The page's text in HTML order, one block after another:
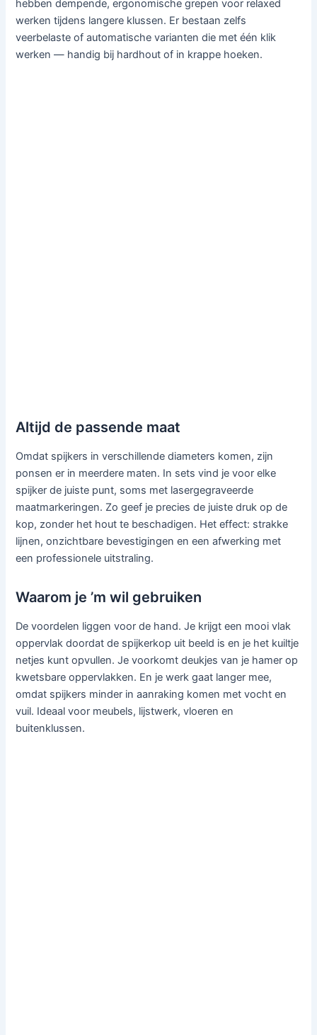
hebben dempende, ergonomische grepen voor relaxed
werken tijdens langere klussen. Er bestaan zelfs
veerbelaste of automatische varianten die met één klik
werken — handig bij hardhout of in krappe hoeken.
Altijd de passende maat
Omdat spijkers in verschillende diameters komen, zijn
ponsen er in meerdere maten. In sets vind je voor elke
spijker de juiste punt, soms met lasergegraveerde
maatmarkeringen. Zo geef je precies de juiste druk op de
kop, zonder het hout te beschadigen. Het effect: strakke
lijnen, onzichtbare bevestigingen en een afwerking met
een professionele uitstraling.
Waarom je ’m wil gebruiken
De voordelen liggen voor de hand. Je krijgt een mooi vlak
oppervlak doordat de spijkerkop uit beeld is en je het kuiltje
netjes kunt opvullen. Je voorkomt deukjes van je hamer op
kwetsbare oppervlakken. En je werk gaat langer mee,
omdat spijkers minder in aanraking komen met vocht en
vuil. Ideaal voor meubels, lijstwerk, vloeren en
buitenklussen.